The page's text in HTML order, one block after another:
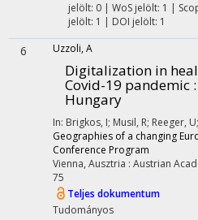
jelölt: 0 | WoS jelölt: 1 |
jelölt: 1 | DOI jelölt: 1
6 Uzzoli, A
Digitalization in
Covid-19 pandemic
Hungary
In: Brigkos, I; Musil, R; Reeger,
Geographies of a changing
Conference Program
Vienna, Ausztria : Austrian
75
Teljes dokumentum
Tudományos